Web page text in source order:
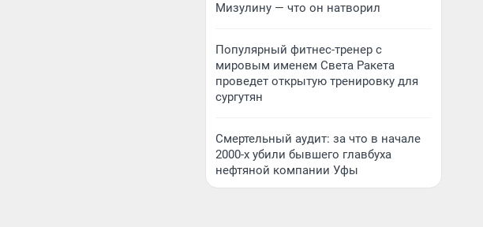
Мизулину — что он натворил
Популярный фитнес-тренер с
мировым именем Света Ракета
проведет открытую тренировку для
сургутян
Смертельный аудит: за что в начале
2000-х убили бывшего главбуха
нефтяной компании Уфы